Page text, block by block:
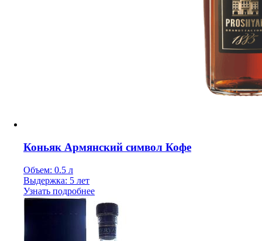
Коньяк Армянский символ Кофе
Объем: 0.5 л
Выдержка: 5 лет
Узнать подробнее